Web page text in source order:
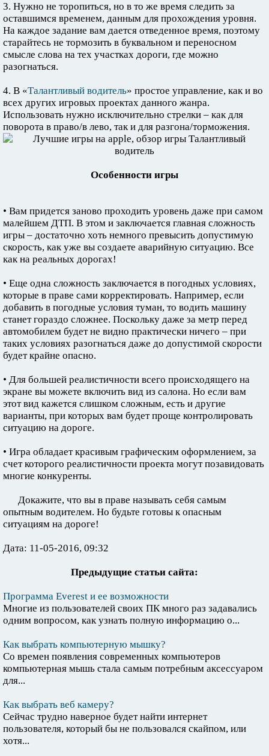
3. Нужно не торопиться, но в то же время следить за
оставшимся временем, данным для прохождения уровня.
На каждое задание вам дается отведенное время, поэтому
старайтесь не тормозить в буквальном и переносном
смысле слова на тех участках дороги, где можно
разогнаться.
4. В «Талантливый водитель» простое управление, как и во
всех других игровых проектах данного жанра.
Использовать нужно исключительно стрелки – как для
поворота в право/в лево, так и для разгона/торможения.
Особенности игры
• Вам придется заново проходить уровень даже при самом
малейшем ДТП. В этом и заключается главная сложность
игры – достаточно хоть немного превысить допустимую
скорость, как уже вы создаете аварийную ситуацию. Все
как на реальных дорогах!
• Еще одна сложность заключается в погодных условиях,
которые в праве сами корректировать. Например, если
добавить в погодные условия туман, то водить машину
станет гораздо сложнее. Поскольку даже за метр перед
автомобилем будет не видно практически ничего – при
таких условиях разогнаться даже до допустимой скорости
будет крайне опасно.
• Для большей реалистичности всего происходящего на
экране вы можете включить вид из салона. Но если вам
этот вид кажется слишком сложным, есть и другие
варианты, при которых вам будет проще контролировать
ситуацию на дороге.
• Игра обладает красивым графическим оформлением, за
счет которого реалистичности проекта могут позавидовать
многие конкуренты.
Докажите, что вы в праве называть себя самым
опытным водителем. Но будьте готовы к опасным
ситуациям на дороге!
Дата: 11-05-2016, 09:32
Предыдущие статьи сайта:
Программа Everest и ее возможности
Многие из пользователей своих ПК много раз задавались
одним вопросом, как узнать полную информацию о...
Как выбрать компьютерную мышку?
Со времен появления современных компьютеров
компьютерная мышь стала самым потребным аксессуаром
для...
Как выбрать веб камеру?
Сейчас трудно наверное будет найти интернет
пользователя, который бы не пользовался скайпом, или
хотя...